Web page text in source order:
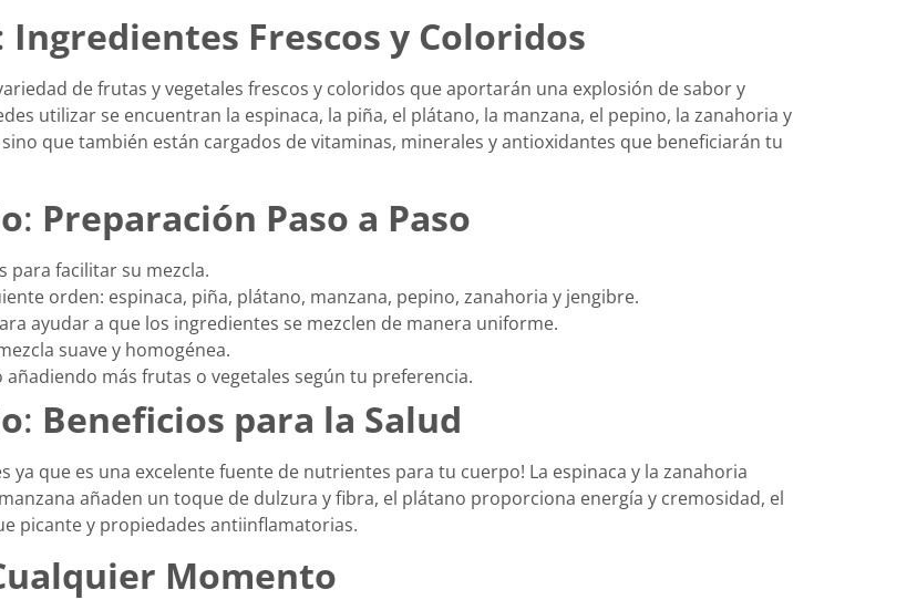
Ingredientes Frescos y Coloridos
de frutas y vegetales frescos y coloridos que aportarán una explosión de sabor y
utilizar se encuentran la espinaca, la piña, el plátano, la manzana, el pepino, la zanahoria y
que también están cargados de vitaminas, minerales y antioxidantes que beneficiarán tu
: Preparación Paso a Paso
para facilitar su mezcla.
orden: espinaca, piña, plátano, manzana, pepino, zanahoria y jengibre.
ayudar a que los ingredientes se mezclen de manera uniforme.
suave y homogénea.
más frutas o vegetales según tu preferencia.
: Beneficios para la Salud
que es una excelente fuente de nutrientes para tu cuerpo! La espinaca y la zanahoria
añaden un toque de dulzura y fibra, el plátano proporciona energía y cremosidad, el
picante y propiedades antiinflamatorias.
Momento